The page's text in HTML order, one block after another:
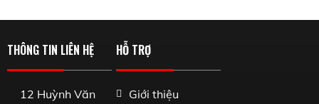
THÔNG TIN LIÊN HỆ
12 Huỳnh Văn
HỖ TRỢ
Giới thiệu